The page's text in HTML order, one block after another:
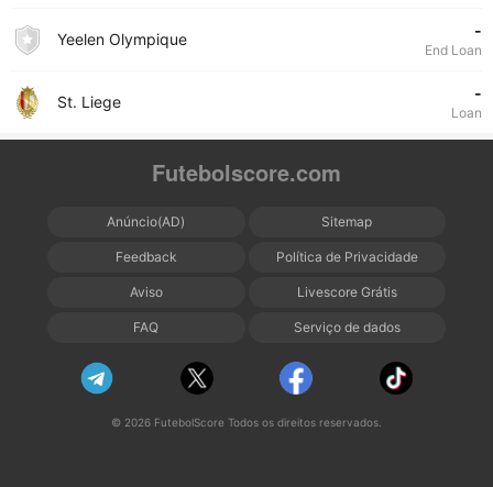
Yeelen Olympique -
End Loan
St. Liege -
Loan
Futebolscore.com
Anúncio(AD) Sitemap
Feedback Política de Privacidade
Aviso Livescore Grátis
FAQ Serviço de dados
© 2026 FutebolScore Todos os direitos reservados.